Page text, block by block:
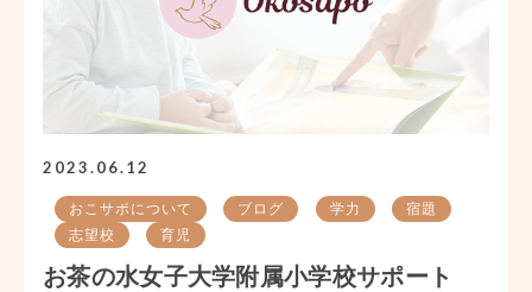
2023.06.12
おこサポについて ブログ 学力
宿題
志望校
育児
お茶の水女子大学附属小学校サポート